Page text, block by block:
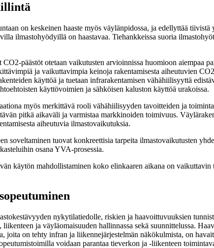
on keskeinen haaste myös väylänpidossa, ja edellyttää
ilmastohyödyillä on haastavaa. Tiehankkeissa suoria
CO2-päästöt otetaan vaikutusten arvioinnissa huomioon
ja vaikuttavimpia keinoja rakentamisesta aiheutuvien
käyttöä ja tuetaan infrarakentamisen vähähiilisyyttä
käyttövoimien ja sähköisen kaluston käyttöä urakoissa.
myös merkittävä rooli vähähiilisyyden tavoitteiden ja
pitkä aikaväli ja varmistaa markkinoiden toimivuus.
aiheutuvia ilmastovaikutuksia.
soveltaminen tuovat konkreettisia tarpeita ilmastovaikutusten
osana YVA-prosessia.
käytön mahdollistaminen koko elinkaaren aikana on
nykytilatiedolle, riskien ja haavoittuvuuksien
ja väyläomaisuuden hallinnassa sekä suunnittelussa.
joita on tehty infran ja liikennejärjestelmän näkökulmista, on
voidaan parantaa tieverkon ja -liikenteen